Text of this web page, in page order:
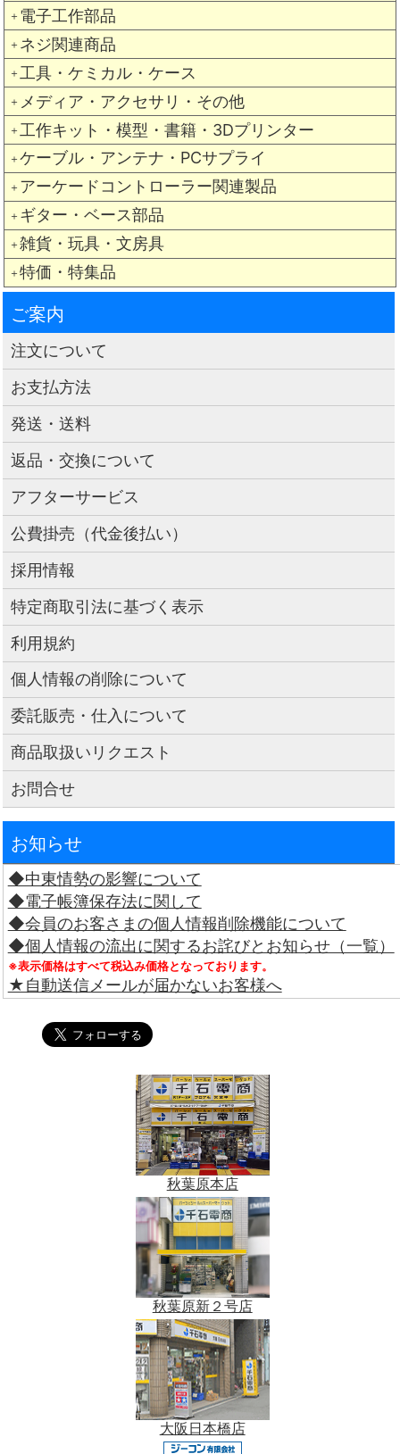
＋ 電子工作部品
＋ ネジ関連商品
＋ 工具・ケミカル・ケース
＋ メディア・アクセサリ・その他
＋ 工作キット・模型・書籍・3Dプリンター
＋ ケーブル・アンテナ・PCサプライ
＋ アーケードコントローラー関連製品
＋ ギター・ベース部品
＋ 雑貨・玩具・文房具
＋ 特価・特集品
ご案内
注文について
お支払方法
発送・送料
返品・交換について
アフターサービス
公費掛売（代金後払い）
採用情報
特定商取引法に基づく表示
利用規約
個人情報の削除について
委託販売・仕入について
商品取扱いリクエスト
お問合せ
お知らせ
◆中東情勢の影響について
◆電子帳簿保存法に関して
◆会員のお客さまの個人情報削除機能について
◆個人情報の流出に関するお詫びとお知らせ（一覧）
※表示価格はすべて税込み価格となっております。
★自動送信メールが届かないお客様へ
秋葉原本店
秋葉原新２号店
大阪日本橋店